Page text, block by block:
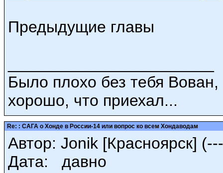
Предыдущие главы
Было плохо без тебя Вован,
хорошо, что приехал...
Re: : САГА о Хонде в России-14 или вопрос ко всем Хондаводам
Автор: Jonik [Красноярск]
Дата: давно